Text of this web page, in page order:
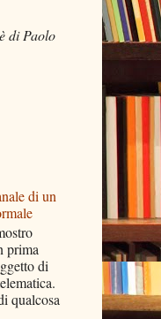
di Paolo
di un
prima
di
qualcosa